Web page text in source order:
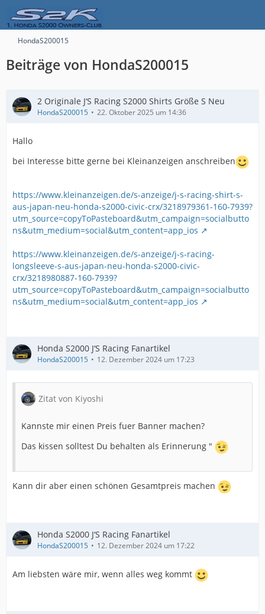
HondaS200015
Beiträge von HondaS200015
2 Originale J‘S Racing S2000 Shirts Größe S Neu
HondaS200015 22. Oktober 2025 um 14:36
Hallo
bei Interesse bitte gerne bei Kleinanzeigen anschreiben
https://www.kleinanzeigen.de/s-anzeige/j-s-racing-shirt-s-
aus-japan-neu-honda-s2000-civic-crx/3218979361-160-7939?
utm_source=copyToPasteboard&utm_campaign=socialbutto
ns&utm_medium=social&utm_content=app_ios
https://www.kleinanzeigen.de/s-anzeige/j-s-racing-
longsleeve-s-aus-japan-neu-honda-s2000-civic-
crx/3218980887-160-7939?
utm_source=copyToPasteboard&utm_campaign=socialbutto
ns&utm_medium=social&utm_content=app_ios
Honda S2000 J‘S Racing Fanartikel
HondaS200015 12. Dezember 2024 um 17:23
Zitat von Kiyoshi
Kannste mir einen Preis fuer Banner machen?
Das kissen solltest Du behalten als Erinnerung "
Kann dir aber einen schönen Gesamtpreis machen
Honda S2000 J‘S Racing Fanartikel
HondaS200015 12. Dezember 2024 um 17:22
Am liebsten wäre mir, wenn alles weg kommt